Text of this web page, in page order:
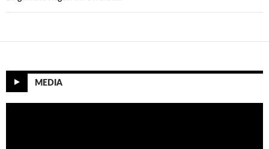
MEDIA